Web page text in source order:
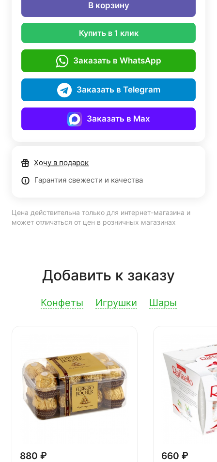
В корзину
Купить в 1 клик
Заказать в WhatsApp
Заказать в Telegram
Заказать в Max
Хочу в подарок
Гарантия свежести и качества
Цена действительна только для интернет-магазина и
может отличаться от цен в розничных магазинах
Добавить к заказу
Конфеты Игрушки Шары
880 ₽ 660 ₽